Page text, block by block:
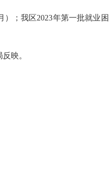
；我区2023年第一批就业
映。